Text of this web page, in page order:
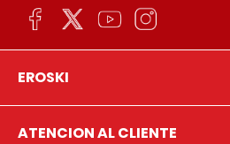
EROSKI
ATENCION AL CLIENTE